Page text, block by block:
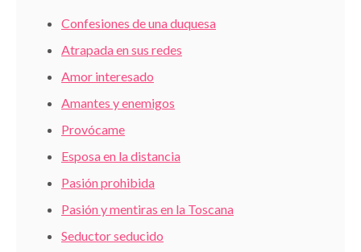
Confesiones de una duquesa
Atrapada en sus redes
Amor interesado
Amantes y enemigos
Provócame
Esposa en la distancia
Pasión prohibida
Pasión y mentiras en la Toscana
Seductor seducido